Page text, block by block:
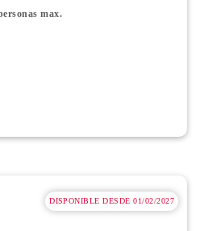
max.
DISPONIBLE DESDE 01/02/2027